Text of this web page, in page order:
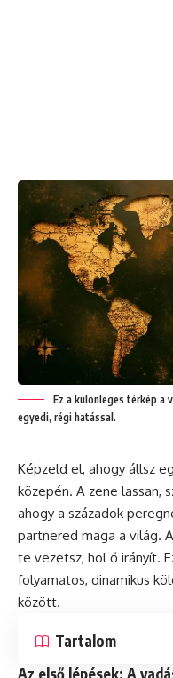
Ez a különleges térkép a
egyedi, régi hatással.
Képzeld el, ahogy állsz
közepén. A zene lassan,
ahogy a századok
partnered maga a világ.
te vezetsz, hol ő irányít.
folyamatos, dinamikus
között.
Tartalom
Az első lépések: A